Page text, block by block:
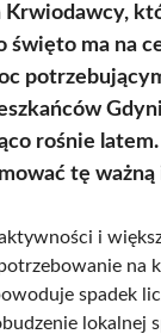
święto ma na
rośnie
tę
i
spadek
lokalnej